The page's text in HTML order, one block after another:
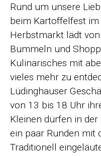
Rund um unsere
beim Kartoffelfest im
Herbstmarkt lädt
Bummeln und
Kulinarisches mit
vieles mehr zu
Lüdinghauser
von 13 bis 18 Uhr
Kleinen dürfen in
ein paar Runden mit
Traditionell